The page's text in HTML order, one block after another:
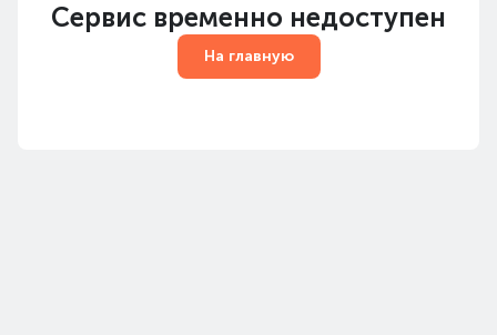
Сервис временно недоступен
На главную